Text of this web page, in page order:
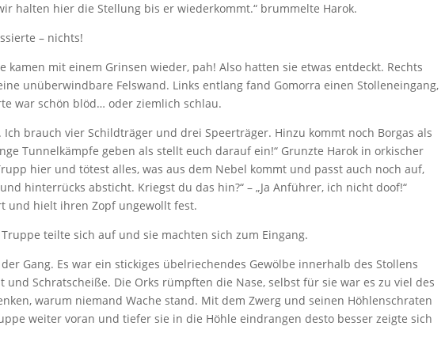
halten hier die Stellung bis er wiederkommt.“ brummelte Harok.
– nichts!
kamen mit einem Grinsen wieder, pah! Also hatten sie etwas entdeckt. Rechts
unüberwindbare Felswand. Links entlang fand Gomorra einen Stolleneingang,
war schön blöd… oder ziemlich schlau.
brauch vier Schildträger und drei Speerträger. Hinzu kommt noch Borgas als
Tunnelkämpfe geben als stellt euch darauf ein!“ Grunzte Harok in orkischer
hier und tötest alles, was aus dem Nebel kommt und passt auch noch auf,
hinterrücks absticht. Kriegst du das hin?“ – „Ja Anführer, ich nicht doof!“
und hielt ihren Zopf ungewollt fest.
teilte sich auf und sie machten sich zum Eingang.
Gang. Es war ein stickiges übelriechendes Gewölbe innerhalb des Stollens
Schratscheiße. Die Orks rümpften die Nase, selbst für sie war es zu viel des
warum niemand Wache stand. Mit dem Zwerg und seinen Höhlenschraten
weiter voran und tiefer sie in die Höhle eindrangen desto besser zeigte sich